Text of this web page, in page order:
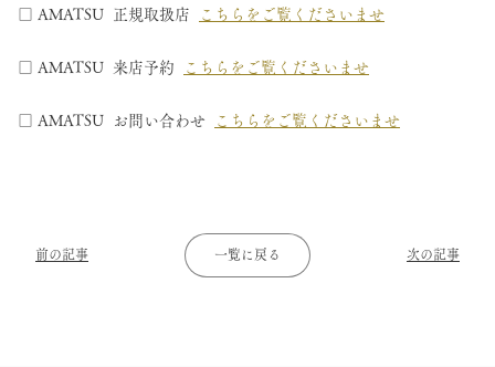
□ AMATSU 正規取扱店 こちらをご覧くださいませ
□ AMATSU 来店予約 こちらをご覧くださいませ
□ AMATSU お問い合わせ こちらをご覧くださいませ
前の記事 一覧に戻る 次の記事